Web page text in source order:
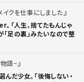
クを仕事にしました
「人生、捨てたもんじゃ
足の裏」みたいなので整
語~
んだ少女。「後悔しない・